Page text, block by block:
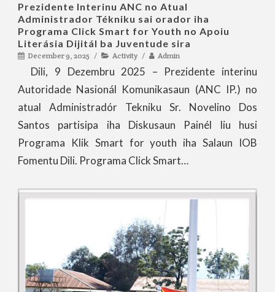
Prezidente Interinu ANC no Atual
Administrador Tékniku sai orador iha
Programa Click Smart for Youth no Apoiu
Literásia Dijitál ba Juventude sira
December 9, 2025 Activity Admin
Dili, 9 Dezembru 2025 – Prezidente interinu
Autoridade Nasionál Komunikasaun (ANC IP.) no
atual Administradór Tekniku Sr. Novelino Dos
Santos partisipa iha Diskusaun Painél liu husi
Programa Klik Smart for youth iha Salaun IOB
Fomentu Dili. Programa Click Smart…